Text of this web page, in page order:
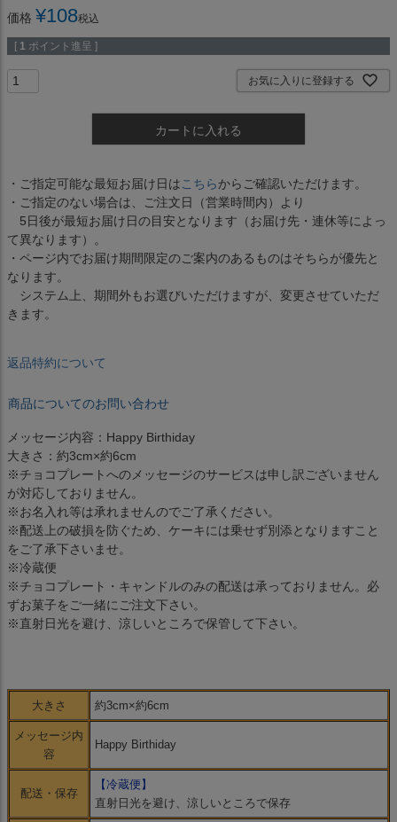
価格 ¥108税込
[ 1 ポイント進呈 ]
お気に入りに登録する
カートに入れる
・ご指定可能な最短お届け日はこちらからご確認いただけます。
・ご指定のない場合は、ご注文日（営業時間内）より
5日後が最短お届け日の目安となります（お届け先・連休等によっ
て異なります）。
・ページ内でお届け期間限定のご案内のあるものはそちらが優先と
なります。
システム上、期間外もお選びいただけますが、変更させていただ
きます。
返品特約について
商品についてのお問い合わせ
メッセージ内容：Happy Birthiday
大きさ：約3cm×約6cm
※チョコプレートへのメッセージのサービスは申し訳ございません
が対応しておりません。
※お名入れ等は承れませんのでご了承ください。
※配送上の破損を防ぐため、ケーキには乗せず別添となりますこと
をご了承下さいませ。
※冷蔵便
※チョコプレート・キャンドルのみの配送は承っておりません。必
ずお菓子をご一緒にご注文下さい。
※直射日光を避け、涼しいところで保管して下さい。
大きさ 約3cm×約6cm
メッセージ内
容
Happy Birthiday
配送・保存
【冷蔵便】
直射日光を避け、涼しいところで保存